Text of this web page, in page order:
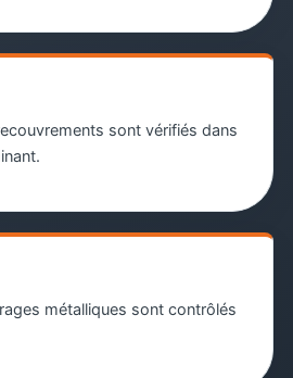
sont vérifiés dans
métalliques sont contrôlés